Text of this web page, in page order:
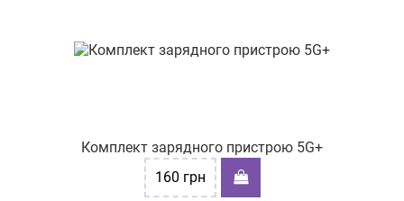
Комплект зарядного пристрою 5G+
160 грн